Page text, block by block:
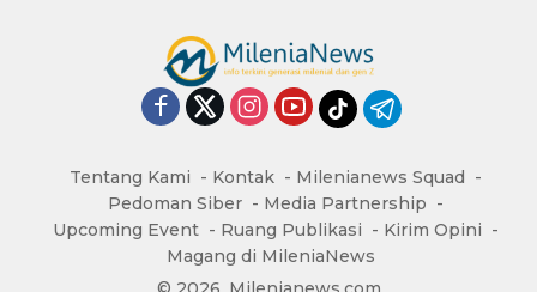
Tentang Kami Kontak
Milenianews Squad
Pedoman Siber
Media Partnership
Upcoming Event
Ruang Publikasi
Kirim Opini
Magang di MileniaNews